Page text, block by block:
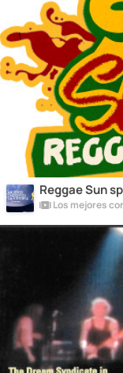
Reggae Sun
Los mejores